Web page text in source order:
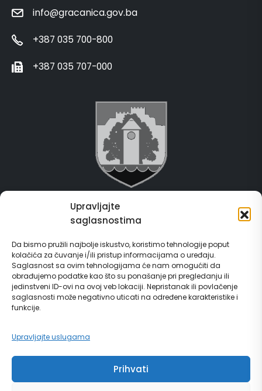
Upravljajte
saglasnostima
Da bismo pružili najbolje iskustvo, koristimo tehnologije poput
kolačića za čuvanje i/ili pristup informacijama o uređaju.
Saglasnost sa ovim tehnologijama će nam omogućiti da
obrađujemo podatke kao što su ponašanje pri pregledanju ili
jedinstveni ID-ovi na ovoj veb lokaciji. Nepristanak ili povlačenje
saglasnosti može negativno uticati na određene karakteristike i
funkcije.
Upravljajte uslugama
Prihvati
info@gracanica.gov.ba
+387 035 700-800
+387 035 707-000
Grad Gračanica
E-Matičar
72 sata sistem
Invest in Gračanica
Vodič za građane